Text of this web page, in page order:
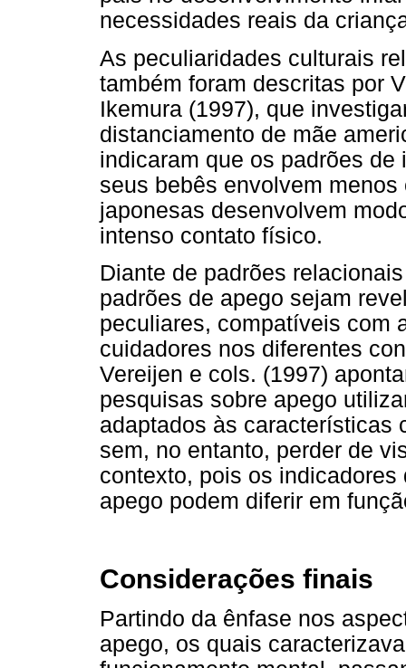
necessidades reais da
As peculiaridades culturais
também foram descritas por
Ikemura (1997), que
distanciamento de mãe
indicaram que os padrões
seus bebês envolvem
japonesas desenvolvem
intenso contato físico.
Diante de padrões
padrões de apego sejam
peculiares, compatíveis com
cuidadores nos diferentes
Vereijen e cols. (1997)
pesquisas sobre apego
adaptados às características
sem, no entanto, perder de
contexto, pois os
apego podem diferir em
Considerações finais
Partindo da ênfase nos
apego, os quais